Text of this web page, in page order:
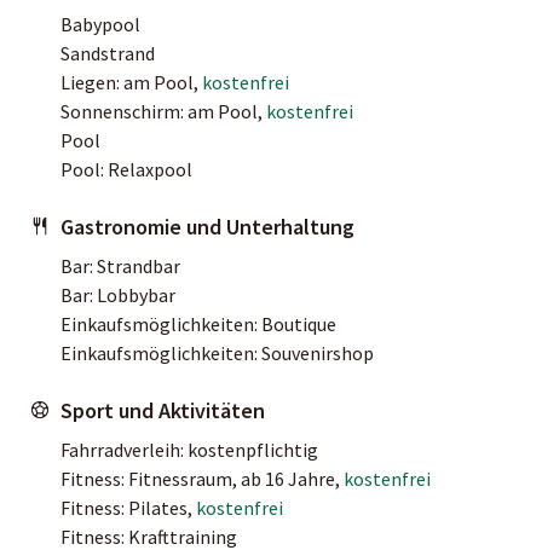
Babypool
Sandstrand
Liegen: am Pool, kostenfrei
Sonnenschirm: am Pool, kostenfrei
Pool
Pool: Relaxpool
Gastronomie und Unterhaltung
Bar: Strandbar
Bar: Lobbybar
Einkaufsmöglichkeiten: Boutique
Einkaufsmöglichkeiten: Souvenirshop
Sport und Aktivitäten
Fahrradverleih: kostenpflichtig
Fitness: Fitnessraum, ab 16 Jahre, kostenfrei
Fitness: Pilates, kostenfrei
Fitness: Krafttraining